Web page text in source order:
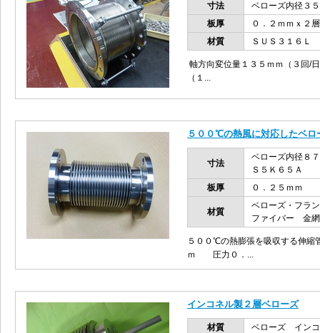
寸法
ベローズ内径３
板厚
０．２ｍｍｘ２層
材質
ＳＵＳ３１６Ｌ
軸方向変位量１３５ｍｍ（３回/
（１...
５００℃の熱風に対応したベロ
寸法
ベローズ内径８
Ｓ５Ｋ６５Ａ
板厚
０．２５ｍｍ
材質
ベローズ・フラ
ファイバー 金
５００℃の熱膨張を吸収する伸
ｍ 圧力０．...
インコネル製２層ベローズ
材質 ベローズ イン